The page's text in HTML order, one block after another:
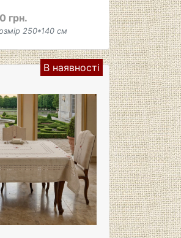
грн.
250*140 см
В наявності